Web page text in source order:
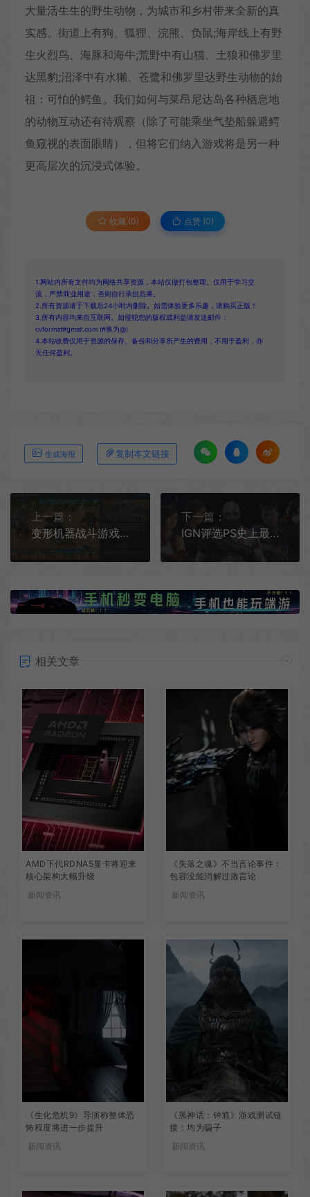
大量活生生的野生动物，为城市和乡村带来全新的真
实感。街道上有狗、狐狸、浣熊、负鼠;海岸线上有野
生火烈鸟、海豚和海牛;荒野中有山猫、土狼和佛罗里
达黑豹;沼泽中有水獭、苍鹭和佛罗里达野生动物的始
祖：可怕的鳄鱼。我们如何与莱昂尼达岛各种栖息地
的动物互动还有待观察（除了可能乘坐气垫船躲避鳄
鱼窥视的表面眼睛），但将它们纳入游戏将是另一种
更高层次的沉浸式体验。
收藏 (0) 点赞 (0)
1.网站内所有文件均为网络共享资源，本站仅做打包整理。仅用于学习交
流，严禁商业用途，否则自行承担后果。
2.所有资源请于下载后24小时内删除。如需体验更多乐趣，请购买正版！
3.所有内容均来自互联网。如侵犯您的版权或利益请发送邮件：
cvformat#gmail.com (#换为@)
4.本站收费仅用于资源的保存、备份和分享所产生的费用，不用于盈利，亦
无任何盈利。
生成海报 复制本文链接
上一篇：
变形机器战斗游戏《Age Of Warbots》明年发售 Steam页面上线
下一篇：
IGN评选PS史上最佳游戏TOP100位：20-1名
相关文章
AMD下代RDNA5显卡将迎来
核心架构大幅升级
新闻资讯
《失落之魂》不当言论事件：
包容没能消解过激言论
新闻资讯
《生化危机9》导演称整体恐
怖程度将进一步提升
新闻资讯
《黑神话：钟馗》游戏测试链
接：均为骗子
新闻资讯